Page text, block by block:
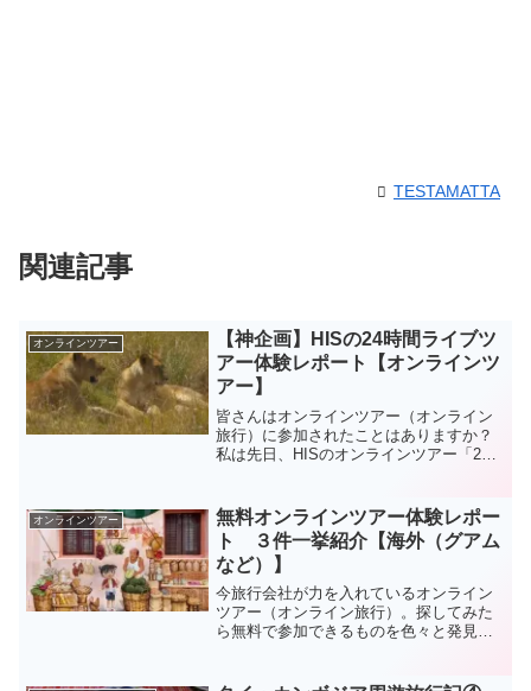
TESTAMATTA
関連記事
オンラインツアー
【神企画】HISの24時間ライブツ
アー体験レポート【オンラインツ
アー】
皆さんはオンラインツアー（オンライン
旅行）に参加されたことはありますか？
私は先日、HISのオンラインツアー「24
オンラインツアーの参加に迷っている方
などは、ぜひ参考にしてください！
オンラインツアー
無料オンラインツアー体験レポー
ト ３件一挙紹介【海外（グアム
など）】
今旅行会社が力を入れているオンライン
ツアー（オンライン旅行）。探してみた
ら無料で参加できるものを色々と発見。